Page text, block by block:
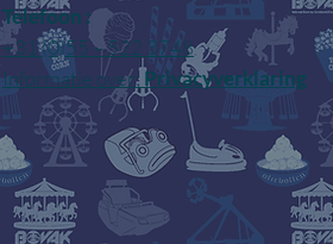
Telefoon :
+31 (0)55 – 522 3748
Informatie over:Privacyverklaring